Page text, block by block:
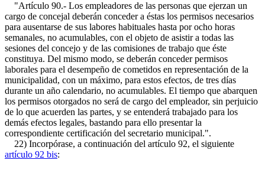
"Artículo 90.- Los empleadores de las personas que ejerzan un
cargo de concejal deberán conceder a éstas los permisos necesarios
para ausentarse de sus labores habituales hasta por ocho horas
semanales, no acumulables, con el objeto de asistir a todas las
sesiones del concejo y de las comisiones de trabajo que éste
constituya. Del mismo modo, se deberán conceder permisos
laborales para el desempeño de cometidos en representación de la
municipalidad, con un máximo, para estos efectos, de tres días
durante un año calendario, no acumulables. El tiempo que abarquen
los permisos otorgados no será de cargo del empleador, sin perjuicio
de lo que acuerden las partes, y se entenderá trabajado para los
demás efectos legales, bastando para ello presentar la
correspondiente certificación del secretario municipal.".
22) Incorpórase, a continuación del artículo 92, el siguiente
artículo 92 bis: